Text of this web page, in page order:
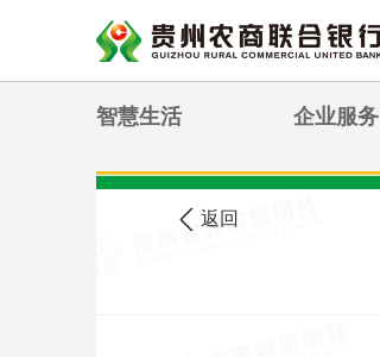
智慧生活 企业服务
您现在的位置: 农信公告
返回